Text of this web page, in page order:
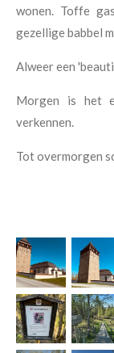
wonen. Toffe
gezellige babbel
Alweer een
Morgen is het
verkennen.
Tot overmorgen